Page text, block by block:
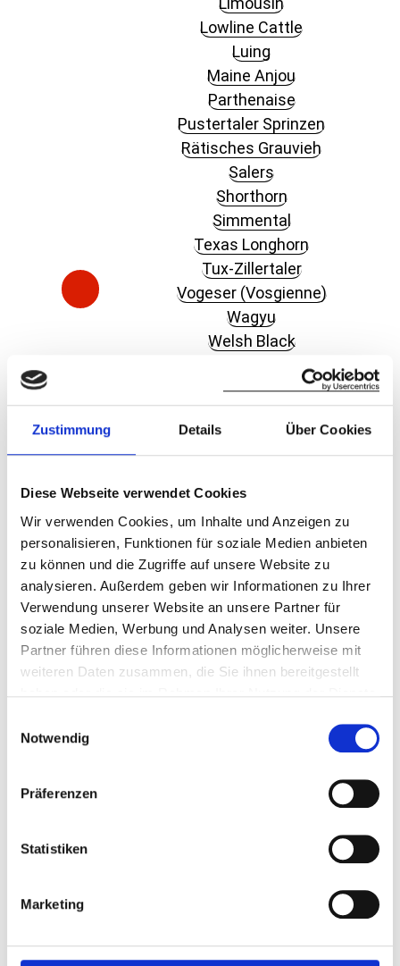
Zustimmung Details Über Cookies
Diese Webseite verwendet Cookies
Wir verwenden Cookies, um Inhalte und Anzeigen zu
personalisieren, Funktionen für soziale Medien anbieten
zu können und die Zugriffe auf unsere Website zu
analysieren. Außerdem geben wir Informationen zu Ihrer
Verwendung unserer Website an unsere Partner für
soziale Medien, Werbung und Analysen weiter. Unsere
Partner führen diese Informationen möglicherweise mit
weiteren Daten zusammen, die Sie ihnen bereitgestellt
Notwendig
Präferenzen
Statistiken
Marketing
Lowline Cattle
Luing
Maine Anjou
Parthenaise
Pustertaler Sprinzen
Rätisches Grauvieh
Salers
Shorthorn
Simmental
Texas Longhorn
Tux-Zillertaler
Vogeser (Vosgienne)
Wagyu
Welsh Black
Zebu (Bos Indicus)
Rindfleisch-Labels
Natura-Beef
Natura-Veal
Gastronomie-Labels
Premium-Beef
Weiderind
weitere Labels
Unabhängige Kontrollen
Metzgereien mit Natura-Beef-Lizenz
Unsere Bauernfamilien